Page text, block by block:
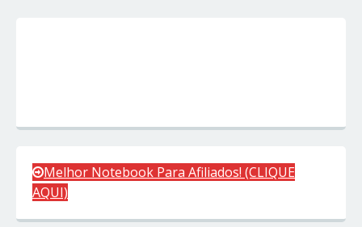
Melhor Notebook Para Afiliados! (CLIQUE
AQUI)